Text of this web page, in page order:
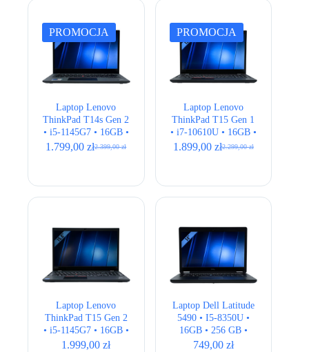
PROMOCJA
Laptop Lenovo
ThinkPad T14s Gen 2
• i5-1145G7 • 16GB •
256GB • Intel Iris Xe
2.399,00zł
Pierwotna
2.399,00 zł.
1.799,00zł
Aktualna
1.799,00 zł.
PROMOCJA
Laptop Lenovo
ThinkPad T15 Gen 1
• i7-10610U • 16GB •
512GB • Intel UHD •
2.299,00zł
Pierwotna
2.299,00 zł.
1.899,00 zł
Aktualna
1.899,00 zł.
Laptop Lenovo
ThinkPad T15 Gen 2
• i5-1145G7 • 16GB •
256GB • Iris Xe •
1.999,00zł
Laptop Dell Latitude
5490 • I5-8350U •
16GB • 256 GB •
Intel 620 HD • 14.1″
749,00 zł